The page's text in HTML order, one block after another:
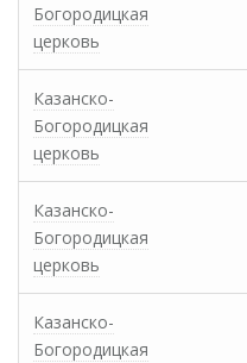
Богородицкая
церковь
Казанско-
Богородицкая
церковь
Казанско-
Богородицкая
церковь
Казанско-
Богородицкая